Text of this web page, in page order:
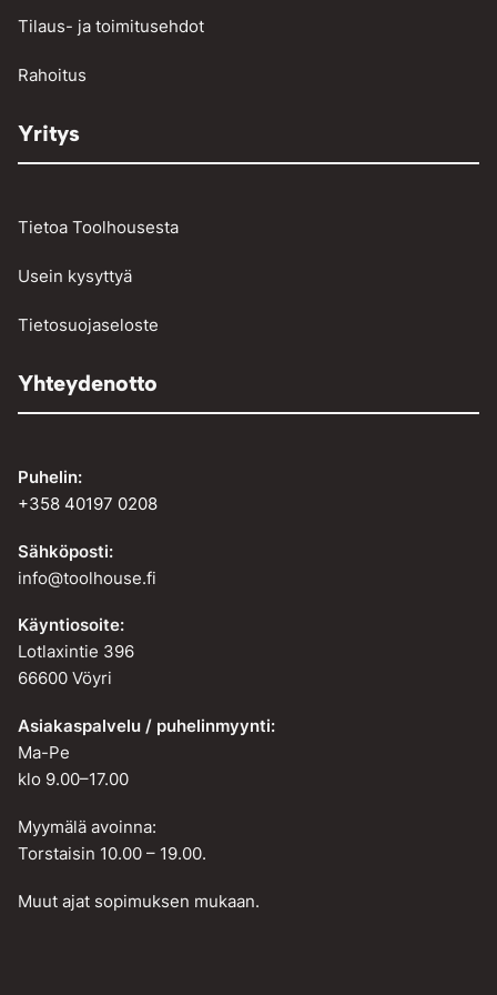
Vinssit ja taljat
Tilaus- ja toimitusehdot
Rahoitus
Yritys
Tietoa Toolhousesta
Usein kysyttyä
Tietosuojaseloste
Yhteydenotto
Puhelin:
+358 40197 0208
Sähköposti:
info@toolhouse.fi
Käyntiosoite:
Lotlaxintie 396
66600 Vöyri
Asiakaspalvelu / puhelinmyynti:
Ma-Pe
klo 9.00–17.00
Myymälä avoinna:
Torstaisin 10.00 – 19.00.
Muut ajat sopimuksen mukaan.